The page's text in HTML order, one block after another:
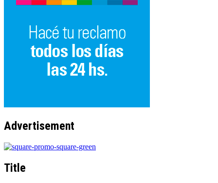
Advertisement
Title